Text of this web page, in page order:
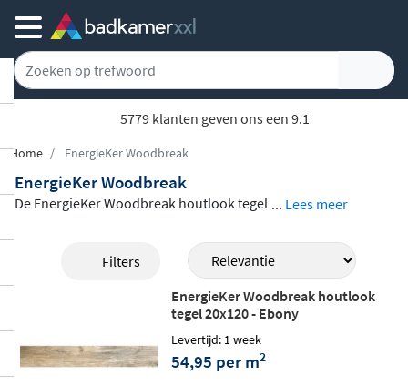
5779 klanten geven ons een 9.1
Home EnergieKer Woodbreak
EnergieKer Woodbreak
De EnergieKer Woodbreak houtlook tegel
ing van hout met het praktische gemak va
slanke formaat van 20x12
geeft ruimtes een ruimtelijk en mode
rn effect, terwijl de gerectificeerde randen
zorgen voor strakke, minimale voegen. Ve
rkrijgbaar in de tinten Larch, Oak en Ebon
... Lees meer
Filters
EnergieKer Woodbreak houtlook
tegel 20x120 - Ebony
Levertijd: 1 week
54,95 per m2